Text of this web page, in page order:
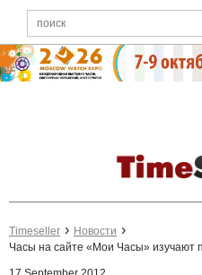
Timeseller
Новости
Часы на сайте «Мои Часы» изучают